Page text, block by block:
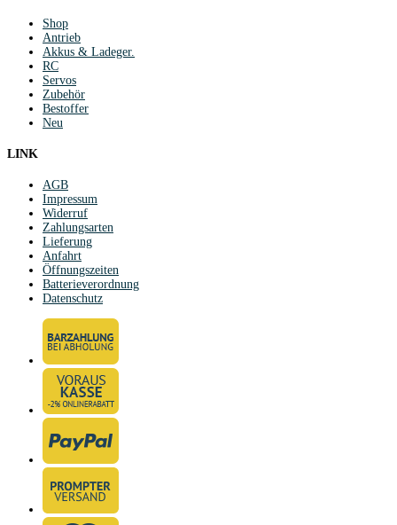
Shop
Antrieb
Akkus & Ladeger.
RC
Servos
Zubehör
Bestoffer
Neu
LINK
AGB
Impressum
Widerruf
Zahlungsarten
Lieferung
Anfahrt
Öffnungszeiten
Batterieverordnung
Datenschutz